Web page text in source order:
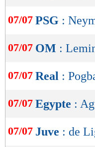
Lu 38.644
07/07 PSG :
07/07 OM :
07/07 Real :
07/07 Egypte :
07/07 Juve : de